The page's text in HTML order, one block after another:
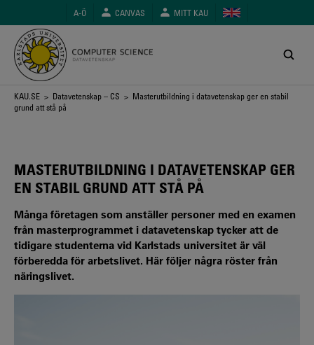
huvudinnehåll
A-Ö CANVAS MITT KAU
Länkstig
KAU.SE > Datavetenskap – CS > Masterutbildning i datavetenskap ger en stabil
grund att stå på
MASTERUTBILDNING I DATAVETENSKAP GER
EN STABIL GRUND ATT STÅ PÅ
Många företagen som anställer personer med en examen
från masterprogrammet i datavetenskap tycker att de
tidigare studenterna vid Karlstads universitet är väl
förberedda för arbetslivet. Här följer några röster från
näringslivet.